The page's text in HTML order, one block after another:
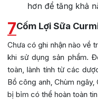
hơn để tăng khả
7Cốm Lợi Sữa
Chưa có ghi nhận nào về
khi sử dụng sản phẩm.
toàn, lành tính từ các
Bồ công anh, Chùm
bị bỉm có thể hoàn toàn